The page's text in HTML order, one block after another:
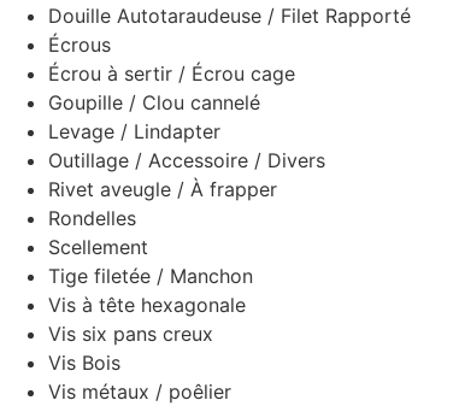
Douille Autotaraudeuse / Filet Rapporté
Écrous
Écrou à sertir / Écrou cage
Goupille / Clou cannelé
Levage / Lindapter
Outillage / Accessoire / Divers
Rivet aveugle / À frapper
Rondelles
Scellement
Tige filetée / Manchon
Vis à tête hexagonale
Vis six pans creux
Vis Bois
Vis métaux / poêlier